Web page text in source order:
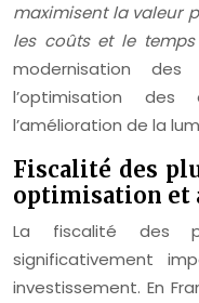
maximisent la valeur
les coûts et le temps
modernisation
l’optimisation
l’amélioration de la
Fiscalité des
optimisation et
La fiscalité des
significativement
investissement. En